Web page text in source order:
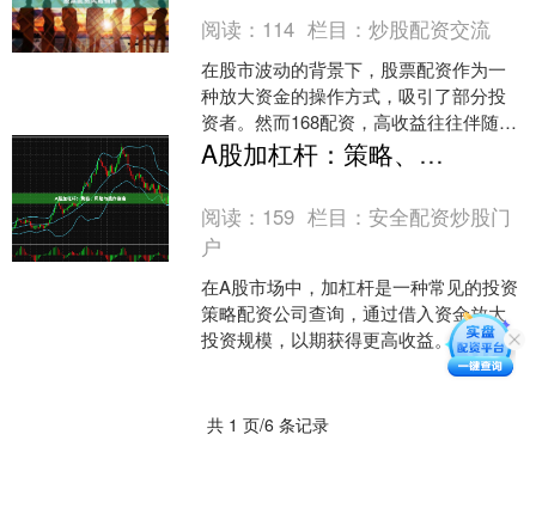
阅读： 114 栏目：炒股配资交流
在股市波动的背景下，股票配资作为一
种放大资金的操作方式，吸引了部分投
资者。然而168配资，高收益往往伴随着
高风险。本文旨在为投资者提供一份实
用的股票配资风险指南....
A股加杠杆：策略、风险与操作指南
阅读： 159 栏目：安全配资炒股门
户
在A股市场中，加杠杆是一种常见的投资
策略配资公司查询，通过借入资金放大
投资规模，以期获得更高收益。然而，
杠杆交易的双刃剑特性意味着它既可能
共 1 页/6 条记录